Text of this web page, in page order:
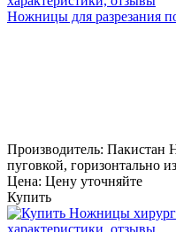
Ножницы для разрезания
Производитель: Пакистан
пуговкой, горизонтально
Цена: Цену уточняйте
Купить